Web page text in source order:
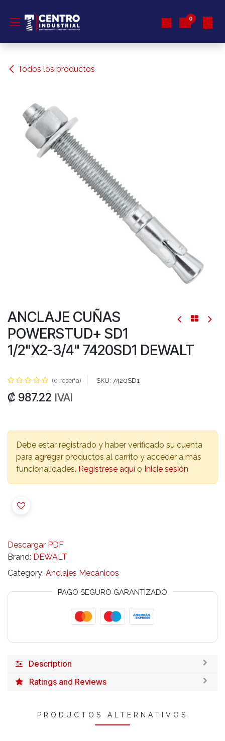
0
Todos los productos
ANCLAJE CUÑAS
POWERSTUD+ SD1
1/2"X2-3/4" 7420SD1 DEWALT
(0 reseña) SKU: 7420SD1
₡ 987.22 IVAI
Debe estar registrado y haber verificado su cuenta
para agregar productos al carrito y acceder a más
funcionalidades. Regístrese aquí o Inicie sesión
Descargar PDF
Brand: DEWALT
Category: Anclajes Mecánicos
PAGO SEGURO GARANTIZADO
Description
Ratings and Reviews
PRODUCTOS ALTERNATIVOS